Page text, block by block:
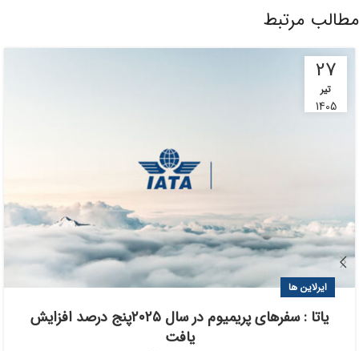
مطالب مرتبط
27
تیر
1405
ایرلاین ها
یاتا : سفرهای پریمیوم در سال ۲۰۲۵پنج درصد افزایش
یافت